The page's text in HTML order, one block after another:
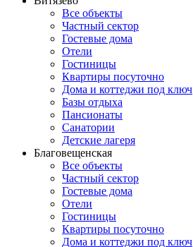
Все объекты
Частный сектор
Гостевые дома
Отели
Гостиницы
Квартиры посуточно
Дома и коттеджи под ключ
Базы отдыха
Пансионаты
Санатории
Детские лагеря
Благовещенская
Все объекты
Частный сектор
Гостевые дома
Отели
Гостиницы
Квартиры посуточно
Дома и коттеджи под ключ